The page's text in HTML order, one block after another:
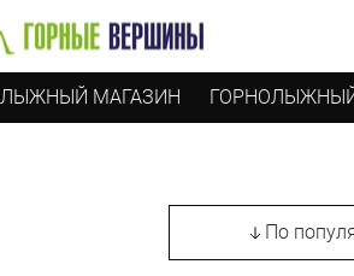
ЛЫЖНЫЙ МАГАЗИН
По